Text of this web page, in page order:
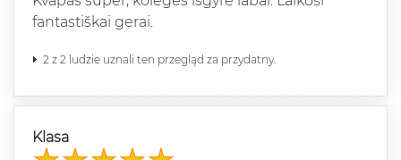
fantastiškai gerai.
2 z 2 ludzie uznali ten przegląd za przydatny.
Klasa